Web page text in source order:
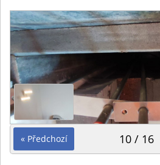
« Předchozí 10 / 16